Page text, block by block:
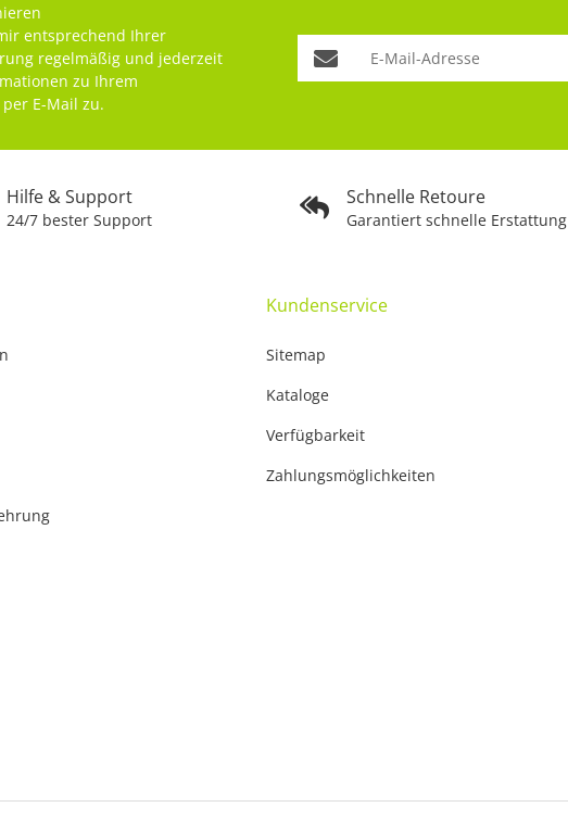
Hilfe & Support
24/7 bester Support
Schnelle Retoure
Garantiert schnelle Erstattung
entsprechend Ihrer
regelmäßig und jederzeit
zu Ihrem
E-Mail zu.
Kundenservice
Sitemap
Kataloge
Verfügbarkeit
Zahlungsmöglichkeiten